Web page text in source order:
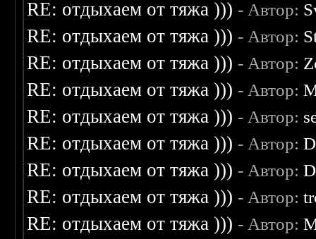
RE: отдыхаем от тяжа ))) - Автор:
RE: отдыхаем от тяжа ))) - Автор:
RE: отдыхаем от тяжа ))) - Автор:
RE: отдыхаем от тяжа ))) - Автор:
RE: отдыхаем от тяжа ))) - Автор:
RE: отдыхаем от тяжа ))) - Автор:
RE: отдыхаем от тяжа ))) - Автор:
RE: отдыхаем от тяжа ))) - Автор:
RE: отдыхаем от тяжа ))) - Автор: